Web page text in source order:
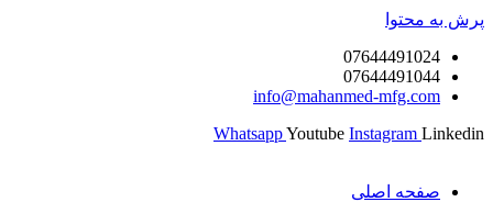
پرش به محتوا
07644491024
07644491044
info@mahanmed-mfg.com
WhatsappYoutube Instagram Linkedin
صفحه اصلی